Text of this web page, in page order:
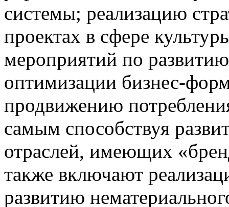
системы; реализацию
проектах в сфере
мероприятий по
оптимизации бизнес-
продвижению
самым способствуя
отраслей, имеющих
также включают
развитию